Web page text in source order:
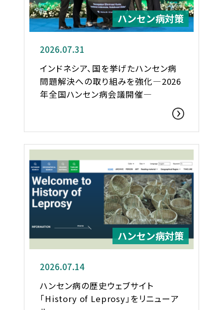
ハンセン病対策
2026.07.31
インドネシア、国を挙げたハンセン病
問題解決への取り組みを強化―2026
年全国ハンセン病会議開催―
ハンセン病対策
2026.07.14
ハンセン病の歴史ウェブサイト
「History of Leprosy」をリニューア